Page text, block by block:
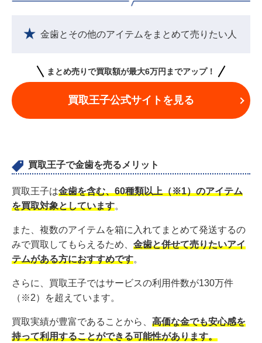
金歯とその他のアイテムをまとめて売りたい人
まとめ売りで買取額が最大6万円までアップ！
買取王子公式サイトを見る
買取王子で金歯を売るメリット
買取王子は金歯を含む、60種類以上（※1）のアイテム
を買取対象としています。
また、複数のアイテムを箱に入れてまとめて発送するの
みで買取してもらえるため、 金歯と併せて売りたいアイ
テムがある方におすすめです。
さらに、買取王子ではサービスの利用件数が130万件
（※2）を超えています。
買取実績が豊富であることから、 高価な金でも安心感を
持って利用することができる可能性があります。